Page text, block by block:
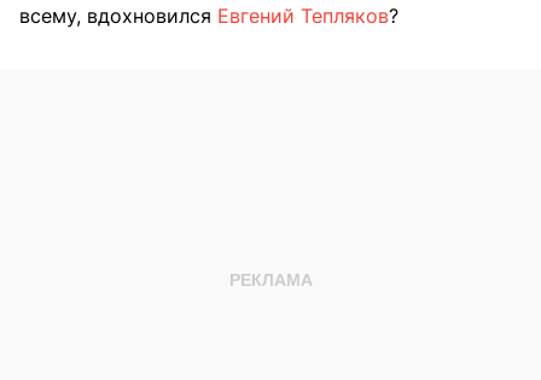
всему, вдохновился Евгений Тепляков?